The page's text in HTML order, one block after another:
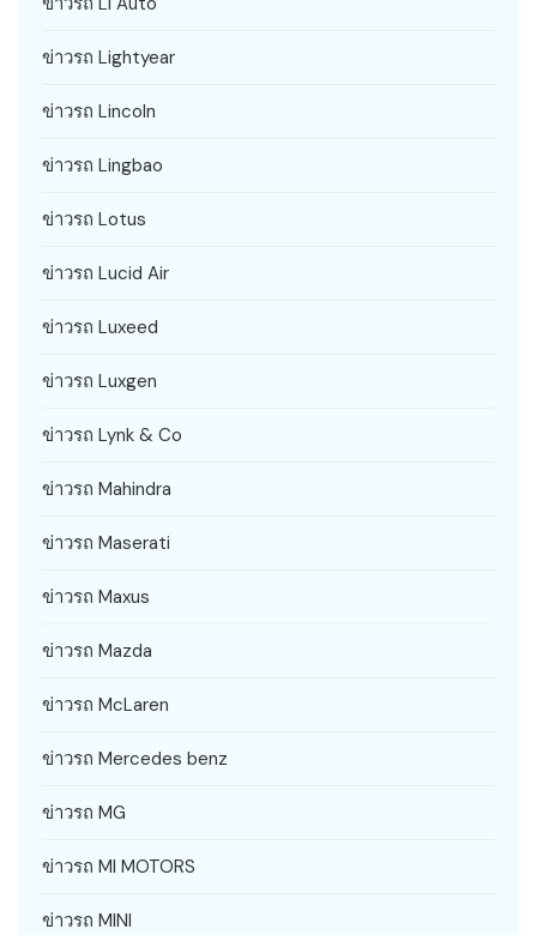
ข่าวรถ Lightyear
ข่าวรถ Lincoln
ข่าวรถ Lingbao
ข่าวรถ Lotus
ข่าวรถ Lucid Air
ข่าวรถ Luxeed
ข่าวรถ Luxgen
ข่าวรถ Lynk & Co
ข่าวรถ Mahindra
ข่าวรถ Maserati
ข่าวรถ Maxus
ข่าวรถ Mazda
ข่าวรถ McLaren
ข่าวรถ Mercedes benz
ข่าวรถ MG
ข่าวรถ MI MOTORS
ข่าวรถ MINI